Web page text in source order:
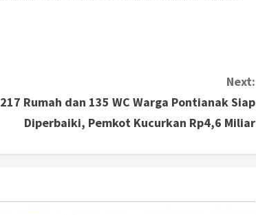
Next:
217 Rumah dan 135 WC Warga Pontianak Siap
Diperbaiki, Pemkot Kucurkan Rp4,6 Miliar